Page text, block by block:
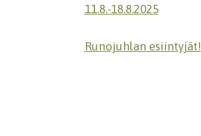
11.8.-18.8.2025
Runojuhlan esiintyjät!